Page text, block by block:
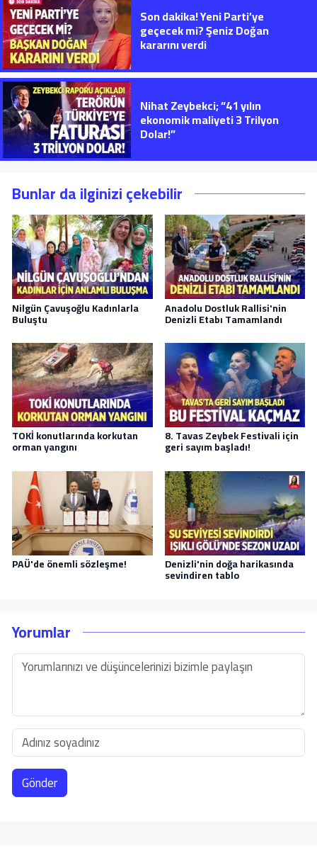
Son dakika! Yeni Parti’ye
geçecek mi? Şeniz Doğan
kararını verdi
Nihat Zeybekci; “41 yılın
ekonomik maliyeti 3 Trilyon
Dolar!”
Bunlar da ilginizi çekebilir
Nilgün Çavuşoğlu Kadınlarla
Buluştu
Anadolu Dostluk Rallisi'nin
Denizli Etabı Tamamlandı
TOKİ konutlarında korkutan
orman yangını
8. Tavas Zeybek Festivali için
geri sayım başladı!
PAÜ'de önemli sözleşme! Denizli'nin doğa harikasında
sevindiren tablo
Yorumlar
Gönder